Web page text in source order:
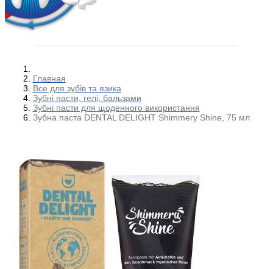
Главная
Все для зубів та язика
Зубні пасти, гелі, бальзами
Зубні пасти для щоденного використання
Зубна паста DENTAL DELIGHT Shimmery Shine, 75 мл